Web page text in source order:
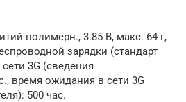
полимерн., 3.85 В, макс. 64 г,
зарядки (стандарт
3G (сведения
время ожидания в сети 3G
500 час.